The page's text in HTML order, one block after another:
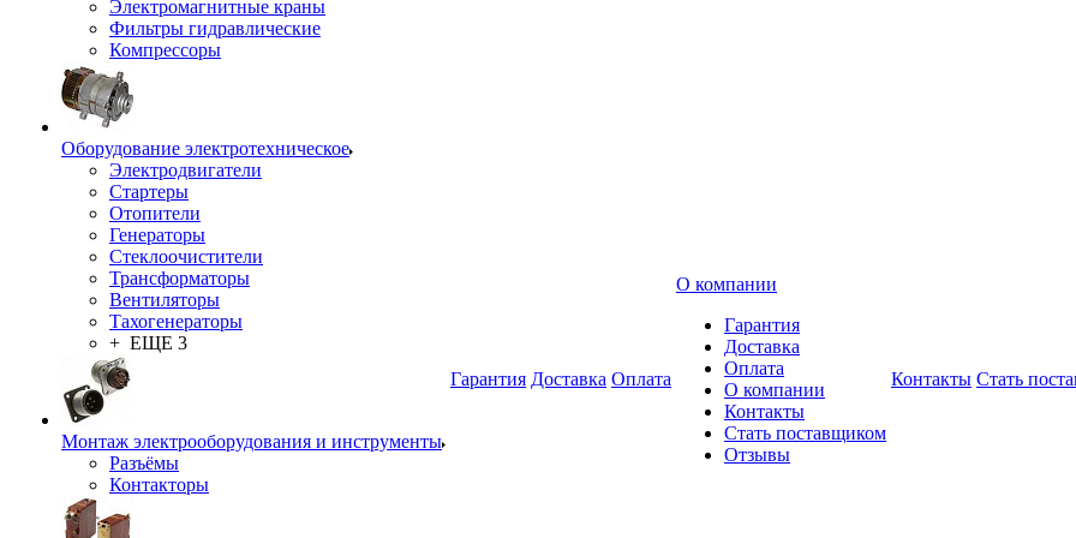
Электромагнитные краны
Фильтры гидравлические
Компрессоры
Оборудование электротехническое
Электродвигатели
Стартеры
Отопители
Генераторы
Стеклоочистители
Трансформаторы
Вентиляторы
Тахогенераторы
+ ЕЩЕ 3
Монтаж электрооборудования и инструменты
Разъёмы
Контакторы
Гарантия Доставка Оплата
О компании
Гарантия
Доставка
Оплата
О компании
Контакты
Стать поставщиком
Отзывы
Контакты Стать